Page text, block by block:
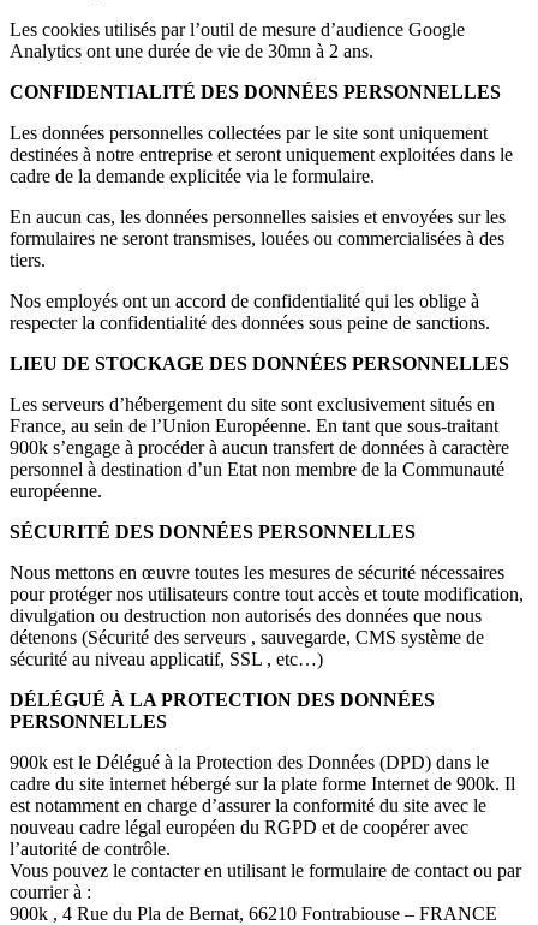
Les cookies utilisés par l’outil de mesure d’audience Google
Analytics ont une durée de vie de 30mn à 2 ans.
CONFIDENTIALITÉ DES DONNÉES PERSONNELLES
Les données personnelles collectées par le site sont uniquement
destinées à notre entreprise et seront uniquement exploitées dans le
cadre de la demande explicitée via le formulaire.
En aucun cas, les données personnelles saisies et envoyées sur les
formulaires ne seront transmises, louées ou commercialisées à des
tiers.
Nos employés ont un accord de confidentialité qui les oblige à
respecter la confidentialité des données sous peine de sanctions.
LIEU DE STOCKAGE DES DONNÉES PERSONNELLES
Les serveurs d’hébergement du site sont exclusivement situés en
France, au sein de l’Union Européenne. En tant que sous-traitant
900k s’engage à procéder à aucun transfert de données à caractère
personnel à destination d’un Etat non membre de la Communauté
européenne.
SÉCURITÉ DES DONNÉES PERSONNELLES
Nous mettons en œuvre toutes les mesures de sécurité nécessaires
pour protéger nos utilisateurs contre tout accès et toute modification,
divulgation ou destruction non autorisés des données que nous
détenons (Sécurité des serveurs , sauvegarde, CMS système de
sécurité au niveau applicatif, SSL , etc…)
DÉLÉGUÉ À LA PROTECTION DES DONNÉES
PERSONNELLES
900k est le Délégué à la Protection des Données (DPD) dans le
cadre du site internet hébergé sur la plate forme Internet de 900k. Il
est notamment en charge d’assurer la conformité du site avec le
nouveau cadre légal européen du RGPD et de coopérer avec
l’autorité de contrôle.
Vous pouvez le contacter en utilisant le formulaire de contact ou par
courrier à :
900k , 4 Rue du Pla de Bernat, 66210 Fontrabiouse – FRANCE